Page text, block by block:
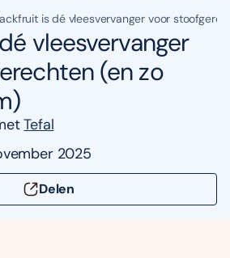
is dé vleesvervanger voor
vleesvervanger
(en zo
Tefal
2025
Delen